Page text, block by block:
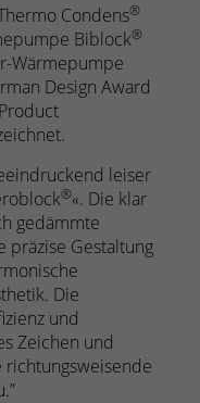
Condens®
Biblock®
Wärmepumpe
Design Award
leiser
®«. Die klar
gedämmte
präzise Gestaltung
Die
und
Zeichen und